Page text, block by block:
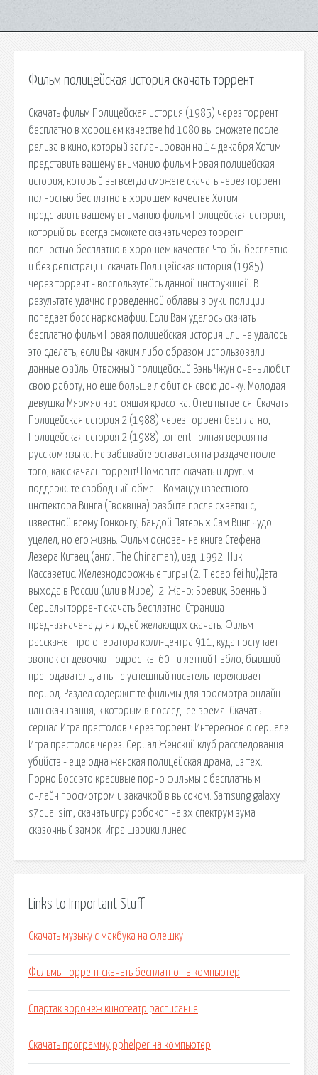
Фильм полицейская история скачать торрент
Скачать фильм Полицейская история (1985) через торрент
бесплатно в хорошем качестве hd 1080 вы сможете после
релиза в кино, который запланирован на 14 декабря Хотим
представить вашему вниманию фильм Новая полицейская
история, который вы всегда сможете скачать через торрент
полностью бесплатно в хорошем качестве Хотим
представить вашему вниманию фильм Полицейская история,
который вы всегда сможете скачать через торрент
полностью бесплатно в хорошем качестве Что-бы бесплатно
и без регистрации скачать Полицейская история (1985)
через торрент - воспользутейсь данной инструкцией. В
результате удачно проведенной облавы в руки полиции
попадает босс наркомафии. Если Вам удалось скачать
бесплатно фильм Новая полицейская история или не удалось
это сделать, если Вы каким либо образом использовали
данные файлы Отважный полицейский Вэнь Чжун очень любит
свою работу, но еще больше любит он свою дочку. Молодая
девушка Мяомяо настоящая красотка. Отец пытается. Скачать
Полицейская история 2 (1988) через торрент бесплатно,
Полицейская история 2 (1988) torrent полная версия на
русском языке. Не забывайте оставаться на раздаче после
того, как скачали торрент! Помогите скачать и другим -
поддержите свободный обмен. Команду известного
инспектора Винга (Гвоквина) разбита после схватки с,
известной всему Гонконгу, Бандой Пятерых Сам Винг чудо
уцелел, но его жизнь. Фильм основан на книге Стефена
Лезера Китаец (англ. The Chinaman), изд. 1992. Ник
Кассаветис. Железнодорожные тигры (2. Tiedao fei hu)Дата
выхода в России (или в Мире): 2. Жанр: Боевик, Военный.
Сериалы торрент скачать бесплатно. Страница
предназначена для людей желающих скачать. Фильм
расскажет про оператора колл-центра 911, куда поступает
звонок от девочки-подростка. 60-ти летний Пабло, бывший
преподаватель, а ныне успешный писатель переживает
период. Раздел содержит те фильмы для просмотра онлайн
или скачивания, к которым в последнее время. Скачать
сериал Игра престолов через торрент: Интересное о сериале
Игра престолов через. Сериал Женский клуб расследования
убийств - еще одна женская полицейская драма, из тех.
Порно Босс это красивые порно фильмы с бесплатным
онлайн просмотром и закачкой в высоком. Samsung galaxy
s7dual sim, скачать игру робокоп на зх спектрум зума
сказочный замок. Игра шарики линес.
Links to Important Stuff
Скачать музыку с макбука на флешку
Фильмы торрент скачать бесплатно на компьютер
Спартак воронеж кинотеатр расписание
Скачать программу pphelper на компьютер